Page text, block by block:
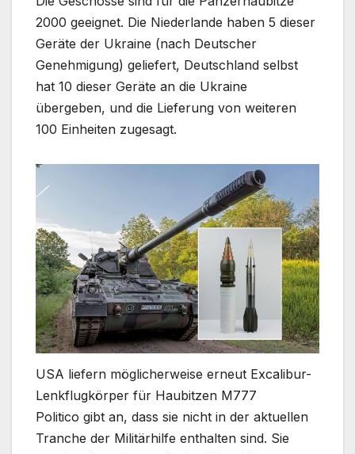
2000 geeignet. Die Niederlande haben 5 dieser
Geräte der Ukraine (nach Deutscher
Genehmigung) geliefert, Deutschland selbst
hat 10 dieser Geräte an die Ukraine
übergeben, und die Lieferung von weiteren
100 Einheiten zugesagt.
USA liefern möglicherweise erneut Excalibur-
Lenkflugkörper für Haubitzen M777
Politico gibt an, dass sie nicht in der aktuellen
Tranche der Militärhilfe enthalten sind. Sie